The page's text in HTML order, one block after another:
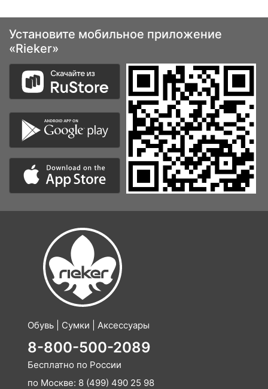
Установите мобильное приложение
«Rieker»
Обувь | Сумки | Аксессуары
8-800-500-2089
Бесплатно по России
по Москве: 8 (499) 490 25 98